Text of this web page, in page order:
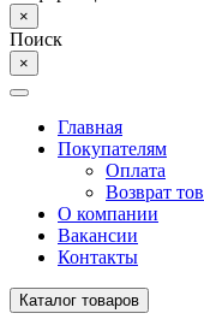
×
Поиск
×
Главная
Покупателям
Оплата
Возврат
О компании
Вакансии
Контакты
Каталог товаров